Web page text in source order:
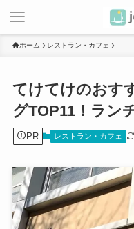
ホーム レストラン・カフェ
てけてけのおす
グTOP11！ラン
PR レストラン・カフェ